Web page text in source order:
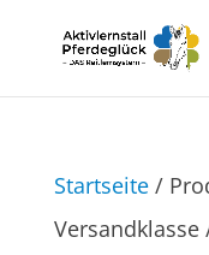
Startseite/